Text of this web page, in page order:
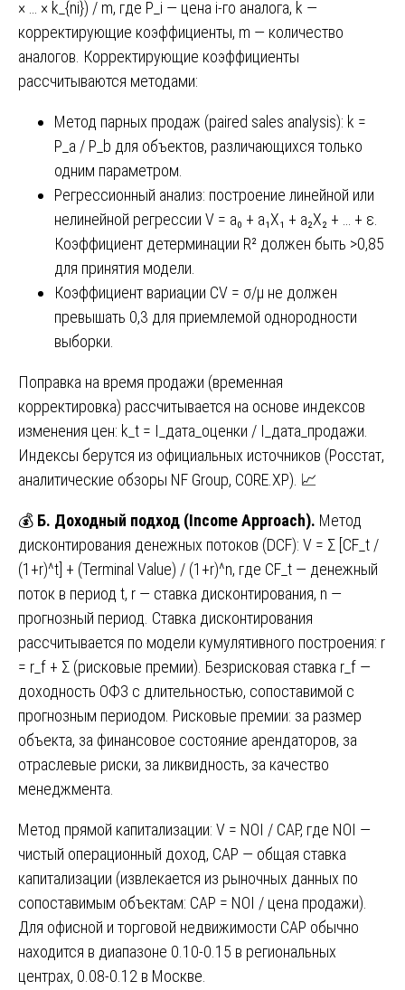
× … × k_{ni}) / m, где P_i — цена i-го аналога, k —
корректирующие коэффициенты, m — количество
аналогов. Корректирующие коэффициенты
рассчитываются методами:
Метод парных продаж (paired sales analysis): k =
P_a / P_b для объектов, различающихся только
одним параметром.
Регрессионный анализ: построение линейной или
нелинейной регрессии V = a₀ + a₁X₁ + a₂X₂ + … + ε.
Коэффициент детерминации R² должен быть >0,85
для принятия модели.
Коэффициент вариации CV = σ/μ не должен
превышать 0,3 для приемлемой однородности
выборки.
Поправка на время продажи (временная
корректировка) рассчитывается на основе индексов
изменения цен: k_t = I_дата_оценки / I_дата_продажи.
Индексы берутся из официальных источников (Росстат,
аналитические обзоры NF Group, CORE.XP). 📈
💰 Б. Доходный подход (Income Approach). Метод
дисконтирования денежных потоков (DCF): V = Σ [CF_t /
(1+r)^t] + (Terminal Value) / (1+r)^n, где CF_t — денежный
поток в период t, r — ставка дисконтирования, n —
прогнозный период. Ставка дисконтирования
рассчитывается по модели кумулятивного построения: r
= r_f + Σ (рисковые премии). Безрисковая ставка r_f —
доходность ОФЗ с длительностью, сопоставимой с
прогнозным периодом. Рисковые премии: за размер
объекта, за финансовое состояние арендаторов, за
отраслевые риски, за ликвидность, за качество
менеджмента.
Метод прямой капитализации: V = NOI / CAP, где NOI —
чистый операционный доход, CAP — общая ставка
капитализации (извлекается из рыночных данных по
сопоставимым объектам: CAP = NOI / цена продажи).
Для офисной и торговой недвижимости CAP обычно
находится в диапазоне 0.10-0.15 в региональных
центрах, 0.08-0.12 в Москве.